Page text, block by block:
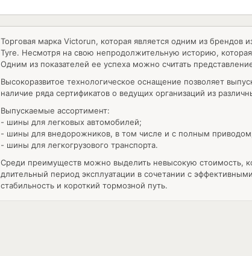
Торговая марка Victorun, которая является одним из брендов
Tyre. Несмотря на свою непродолжительную историю,
Одним из показателей ее успеха можно считать
Высокоразвитое технологическое оснащение позволяет
наличие ряда сертификатов о ведущих организаций из
Выпускаемые ассортимент:
- шины для легковых автомобилей;
- шины для внедорожников, в том числе и с полным
- шины для легкогрузового транспорта.
Среди преимуществ можно выделить невысокую стоимость,
длительный период эксплуатации в сочетании с
стабильность и короткий тормозной путь.